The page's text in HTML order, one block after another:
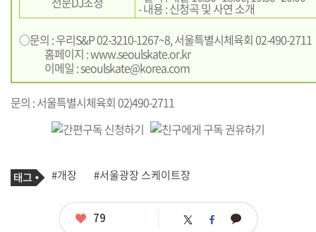
- 내용 : 신청곡 및 사연 소개
○문의 : 우리S&P 02-3210-1267~8, 서울특별시체육회 02-490-2711
홈페이지 :www.seoulskate.or.kr
이메일 :seoulskate@korea.com
문의 : 서울특별시체육회 02)490-2711
기
사
태
그
#개장 #서울광장 스케이트장
좋
79 트 페 카